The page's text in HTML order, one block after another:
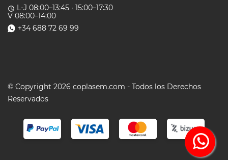
access_time L-J 08:00–13:45 · 15:00–17:30
V 08:00–14:00
+34 688 72 69 99
© Copyright 2026 coplasem.com - Todos los Derechos
Reservados